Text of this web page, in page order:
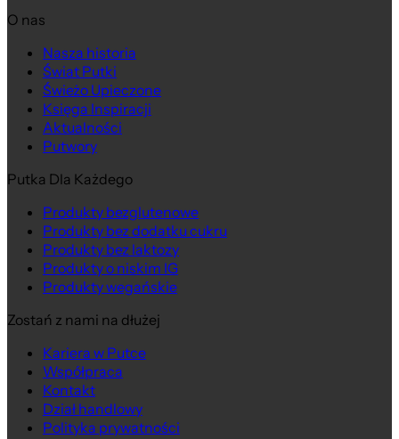
O nas
Nasza historia
Świat Putki
Świeżo Upieczone
Księga Inspiracji
Aktualności
Putwory
Putka Dla Każdego
Produkty bezglutenowe
Produkty bez dodatku cukru
Produkty bez laktozy
Produkty o niskim IG
Produkty wegańskie
Zostań z nami na dłużej
Kariera w Putce
Współpraca
Kontakt
Dział handlowy
Polityka prywatności